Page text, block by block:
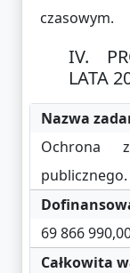
czasowym.
LATA
Nazwa
Ochrona
publicznego.
69 866
Całkowita